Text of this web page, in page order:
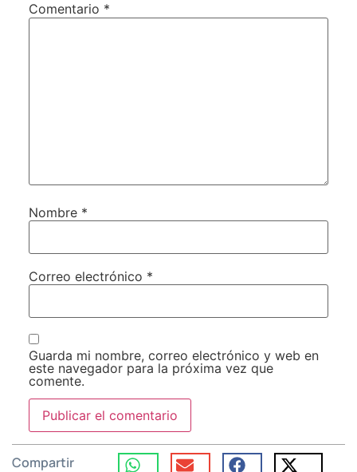
Comentario *
Nombre *
Correo electrónico *
Guarda mi nombre, correo electrónico y web en
este navegador para la próxima vez que
comente.
Compartir